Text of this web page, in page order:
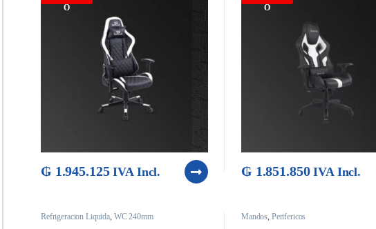
O
₲ 1.945.125 IVA Incl.
O
₲ 1.851.850 IVA Incl.
Refrigeracion Liquida, WC 240mm Mandos, Perifericos